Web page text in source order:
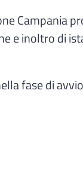
Campania
e inoltro di
fase di